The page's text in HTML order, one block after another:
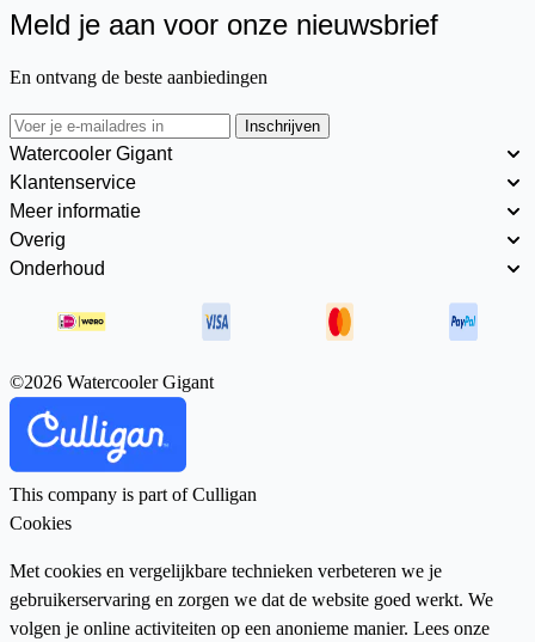
Meld je aan voor onze nieuwsbrief
En ontvang de beste aanbiedingen
Inschrijven
Watercooler Gigant
Klantenservice
Meer informatie
Overig
Onderhoud
©2026 Watercooler Gigant
This company is part of Culligan
Cookies
Met cookies en vergelijkbare technieken verbeteren we je
gebruikerservaring en zorgen we dat de website goed werkt. We
volgen je online activiteiten op een anonieme manier. Lees onze